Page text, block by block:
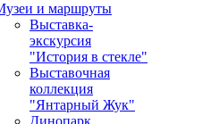
и маршруты
Выставка-
экскурсия
"История в стекле"
Выставочная
коллекция
"Янтарный Жук"
Динопарк